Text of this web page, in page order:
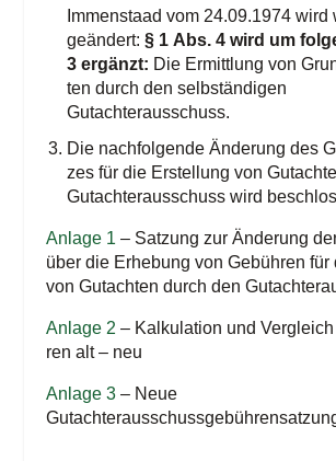
Immenstaad vom 24.09.1974 wird
geän­dert: § 1 Abs. 4 wird um
3 ergänzt: Die Ermitt­lung von
ten durch den selb­stän­di­gen
Gutachterausschuss.
Die nach­fol­gen­de Ände­rung des
zes für die Erstel­lung von
Gut­ach­ter­aus­schuss wird
Anla­ge 1 – Sat­zung zur Ände­rung
über die Erhe­bung von Gebüh­ren für
von Gut­ach­ten durch den
Anla­ge 2 – Kal­ku­la­ti­on und
ren alt – neu
Anla­ge 3 – Neue